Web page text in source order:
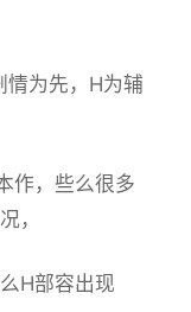
情为先，H为辅
作，些么很多
，
H部容出现